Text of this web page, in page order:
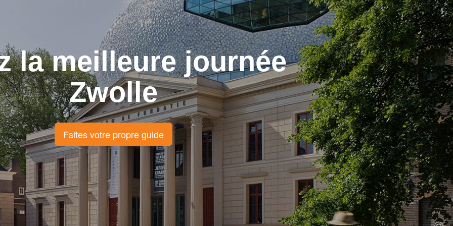
la meilleure journée
Zwolle
Faites votre propre guide